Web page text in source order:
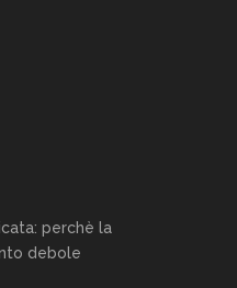
perchè la
debole